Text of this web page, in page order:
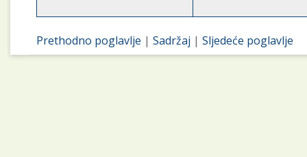
Prethodno poglavlje |Sadržaj |Sljedeće poglavlje